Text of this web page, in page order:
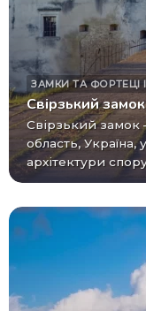
ЗАМКИ ТА ФОРТЕЦІ
Свірзький замок
Свірзький замок — замок у Свіржі, Львівська
область, Україна,
архітектури